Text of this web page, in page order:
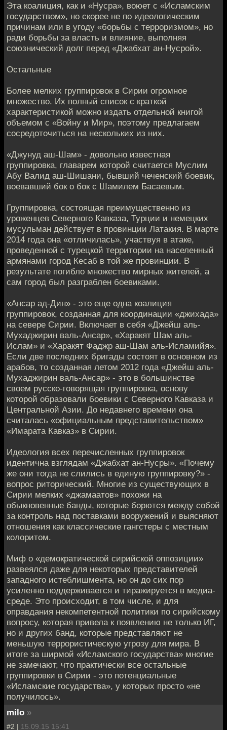
Эта коалиция, как и «Нусра», воюет с «Исламским
государством», но скорее не по идеологическим
причинам или в угоду «борьбы с терроризмом», но
ради борьбы за власть и влияние, выполняя
союзнический долг перед «Джабхат ан-Нусрой».
Остальные
Более мелких группировок в Сирии огромное
множество. Их полный список с краткой
характеристикой можно издать отдельной книгой
объемом с «Войну и Мир», поэтому предлагаем
сосредоточиться на нескольких из них.
«Джунуд аш-Шам» - довольно известная
группировка, главарем которой считается Муслим
Абу Валид аш-Шишани, бывший чеченский боевик,
воевавший бок о бок с Шамилем Басаевым.
Группировка, состоящая преимущественно из
уроженцев Северного Кавказа, Турции и немецких
мусульман действует в провинции Латакия. В марте
2014 года она «отличилась», участвуя в атаке,
проведенной с турецкой территории на населенный
армянами город Кесаб в той же провинции. В
результате погибло множество мирных жителей, а
сам город был разграблен боевиками.
«Ансар ад-Дин» - это еще одна коалиция
группировок, созданная для координации «джихада»
на севере Сирии. Включает в себя «Джейш аль-
Мухаджирин валь-Ансар», «Харакят Шам аль-
Ислам» и «Харакят Фаджр аш-Шам аль-Исламийя».
Если две последних бригады состоят в основном из
арабов, то созданная летом 2012 года «Джейш аль-
Мухаджирин валь-Ансар» - это в большинстве
своем русско-говорящая группировка, основу
которой образовали боевики с Северного Кавказа и
Центральной Азии. До недавнего времени она
считалась «официальным представительством»
«Имарата Кавказ» в Сирии.
Идеология всех перечисленных группировок
идентична взглядам «Джабхат ан-Нусры». «Почему
же они тогда не слились в единую группировку?» -
вопрос риторический. Многие из существующих в
Сирии мелких «джамаатов» похожи на
обыкновенные банды, которые борются между собой
за контроль над поставками вооружений и выясняют
отношения как классические гангстеры с местным
колоритом.
Миф о «демократической сирийской оппозиции»
развеялся даже для некоторых представителей
западного истеблишмента, но он до сих пор
усиленно поддерживается и тиражируется в медиа-
среде. Это происходит, в том числе, и для
оправдания некомпетентной политики по сирийскому
вопросу, которая привела к появлению не только ИГ,
но и других банд, которые представляют не
меньшую террористическую угрозу для мира. В
итоге за ширмой «Исламского государства» многие
не замечают, что практически все остальные
группировки в Сирии - это потенциальные
«Исламские государства», у которых просто «не
получилось».
milo »
#2 | 15.09.15 15:41